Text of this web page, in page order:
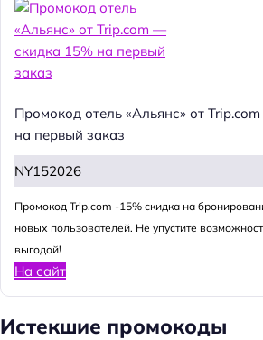
Промокод отель «Альянс» от
на первый заказ
NY152026
Промокод Trip.com -15% скидка на
новых пользователей. Не упустите
выгодой!
На сайт
Истекшие промокоды